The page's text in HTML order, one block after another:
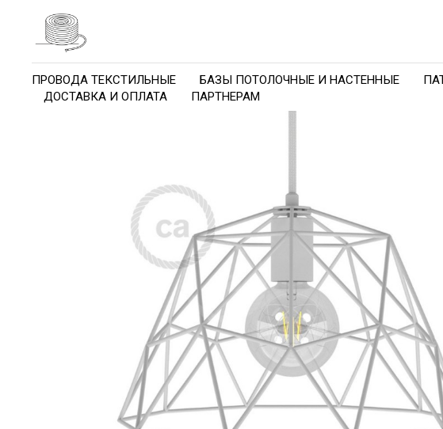
ПРОВОДА ТЕКСТИЛЬНЫЕ БАЗЫ ПОТОЛОЧНЫЕ И НАСТЕННЫЕ
ДОСТАВКА И ОПЛАТА
ПАРТНЕРАМ